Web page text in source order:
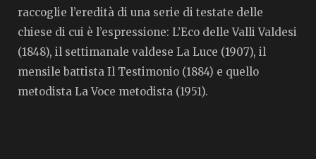
raccoglie l’eredità di una serie di testate delle
chiese di cui è l’espressione: L’Eco delle Valli Valdesi
(1848), il settimanale valdese La Luce (1907), il
mensile battista Il Testimonio (1884) e quello
metodista La Voce metodista (1951).